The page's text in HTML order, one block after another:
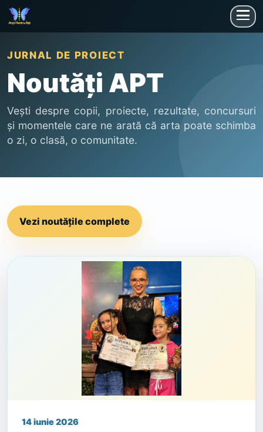
JURNAL DE PROIECT
Noutăți APT
Vești despre copii, proiecte, rezultate, concursuri
și momentele care ne arată că arta poate schimba
o zi, o clasă, o comunitate.
Vezi noutățile complete
14 iunie 2026